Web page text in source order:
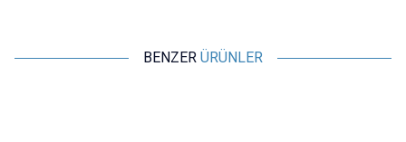
BENZER ÜRÜNLER